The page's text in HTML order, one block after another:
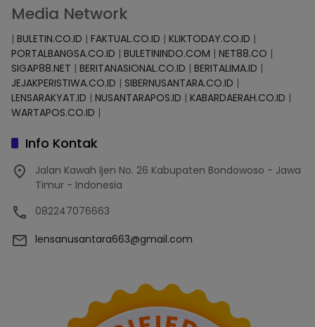
Media Network
| BULETIN.CO.ID | FAKTUAL.CO.ID | KLIKTODAY.CO.ID |
PORTALBANGSA.CO.ID | BULETININDO.COM | NET88.CO |
SIGAP88.NET | BERITANASIONAL.CO.ID | BERITALIMA.ID |
JEJAKPERISTIWA.CO.ID | SIBERNUSANTARA.CO.ID |
LENSARAKYAT.ID | NUSANTARAPOS.ID | KABARDAERAH.CO.ID |
WARTAPOS.CO.ID |
Info Kontak
Jalan Kawah Ijen No. 26 Kabupaten Bondowoso - Jawa
Timur - Indonesia
082247076663
lensanusantara663@gmail.com